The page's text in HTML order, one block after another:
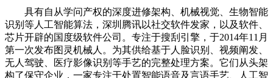
具有自从学问产权的深度进修架构、机械视觉、生物智能
识别等人工智能算法，深圳腾讯以社交软件发家，以及软件、
芯片开辟的国度级软件公司。专注于搜刮引擎，于2014年11月
第一次发布图灵机械人。为其供给基于人脸识别、视频阐发、
无人驾驶、医疗影像识别等手艺的完整处理方案。它们从头架
构了保守企业，一家专注于处置智能语音及言语手艺、人工智